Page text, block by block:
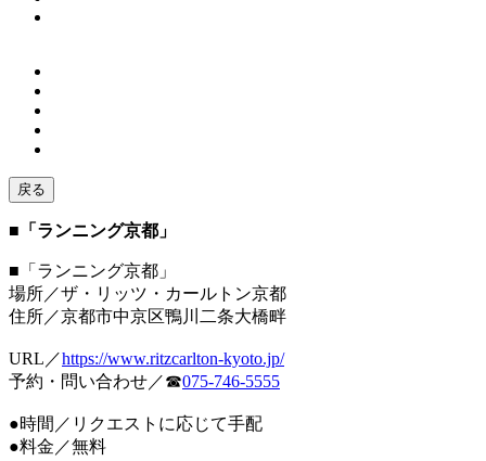
戻る
■「ランニング京都」
■「ランニング京都」
場所／ザ・リッツ・カールトン京都
住所／京都市中京区鴨川二条大橋畔
URL／https://www.ritzcarlton-kyoto.jp/
予約・問い合わせ／☎075-746-5555
●時間／リクエストに応じて手配
●料金／無料